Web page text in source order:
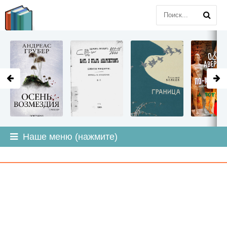
Наше меню (нажмите)
LITMIR.ORG